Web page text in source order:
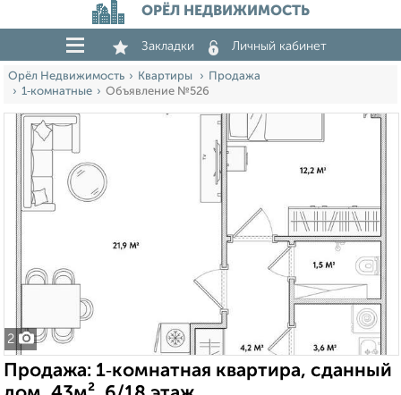
ОРЁЛ НЕДВИЖИМОСТЬ
Закладки Личный кабинет
Орёл Недвижимость Квартиры
Продажа
1‑комнатные
Объявление №526
2
Продажа: 1‑комнатная квартира, сданный